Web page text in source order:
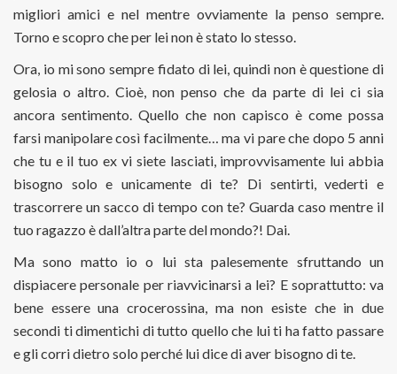
migliori amici e nel mentre ovviamente la penso sempre.
Torno e scopro che per lei non è stato lo stesso.
Ora, io mi sono sempre fidato di lei, quindi non è questione di
gelosia o altro. Cioè, non penso che da parte di lei ci sia
ancora sentimento. Quello che non capisco è come possa
farsi manipolare così facilmente… ma vi pare che dopo 5 anni
che tu e il tuo ex vi siete lasciati, improvvisamente lui abbia
bisogno solo e unicamente di te? Di sentirti, vederti e
trascorrere un sacco di tempo con te? Guarda caso mentre il
tuo ragazzo è dall’altra parte del mondo?! Dai.
Ma sono matto io o lui sta palesemente sfruttando un
dispiacere personale per riavvicinarsi a lei? E soprattutto: va
bene essere una crocerossina, ma non esiste che in due
secondi ti dimentichi di tutto quello che lui ti ha fatto passare
e gli corri dietro solo perché lui dice di aver bisogno di te.